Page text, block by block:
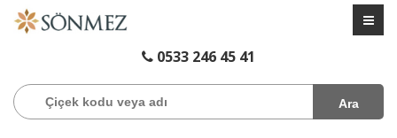
0533 246 45 41
Ara